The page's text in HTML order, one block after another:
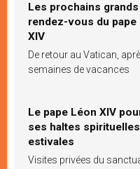
Les prochains grands
rendez-vous du pape
XIV
De retour au Vatican,
semaines de vacances
Le pape Léon XIV
ses haltes spirituelles
estivales
Visites privées du